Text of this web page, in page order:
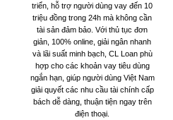
triển, hỗ trợ người dùng vay đến 10
triệu đồng trong 24h mà không cần
tài sản đảm bảo. Với thủ tục đơn
giản, 100% online, giải ngân nhanh
và lãi suất minh bạch, CL Loan phù
hợp cho các khoản vay tiêu dùng
ngắn hạn, giúp người dùng Việt Nam
giải quyết các nhu cầu tài chính cấp
bách dễ dàng, thuận tiện ngay trên
điện thoại.